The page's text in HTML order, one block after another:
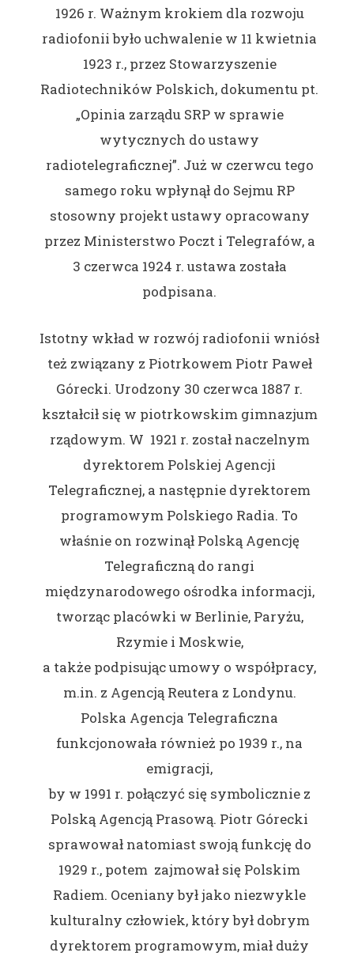
1926 r. Ważnym krokiem dla rozwoju
radiofonii było uchwalenie w 11 kwietnia
1923 r., przez Stowarzyszenie
Radiotechników Polskich, dokumentu pt.
„Opinia zarządu SRP w sprawie
wytycznych do ustawy
radiotelegraficznej”. Już w czerwcu tego
samego roku wpłynął do Sejmu RP
stosowny projekt ustawy opracowany
przez Ministerstwo Poczt i Telegrafów, a
3 czerwca 1924 r. ustawa została
podpisana.
Istotny wkład w rozwój radiofonii wniósł
też związany z Piotrkowem Piotr Paweł
Górecki. Urodzony 30 czerwca 1887 r.
kształcił się w piotrkowskim gimnazjum
rządowym. W 1921 r. został naczelnym
dyrektorem Polskiej Agencji
Telegraficznej, a następnie dyrektorem
programowym Polskiego Radia. To
właśnie on rozwinął Polską Agencję
Telegraficzną do rangi
międzynarodowego ośrodka informacji,
tworząc placówki w Berlinie, Paryżu,
Rzymie i Moskwie,
a także podpisując umowy o współpracy,
m.in. z Agencją Reutera z Londynu.
Polska Agencja Telegraficzna
funkcjonowała również po 1939 r., na
emigracji,
by w 1991 r. połączyć się symbolicznie z
Polską Agencją Prasową. Piotr Górecki
sprawował natomiast swoją funkcję do
1929 r., potem zajmował się Polskim
Radiem. Oceniany był jako niezwykle
kulturalny człowiek, który był dobrym
dyrektorem programowym, miał duży